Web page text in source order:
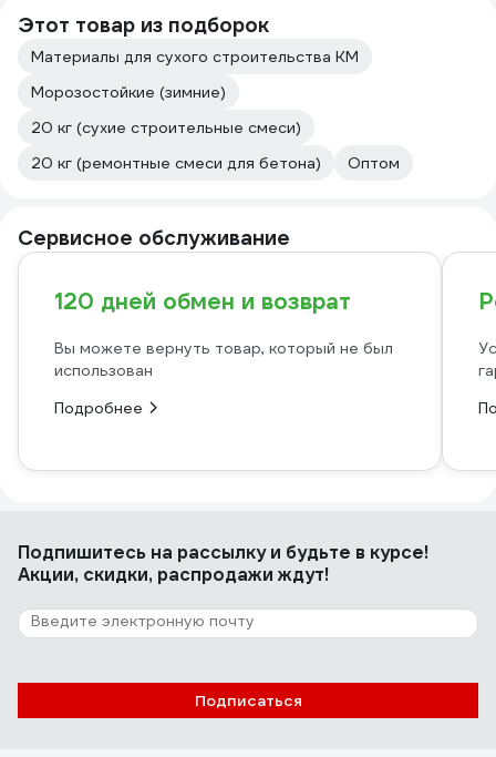
Этот товар из подборок
Материалы для сухого строительства КМ
Морозостойкие (зимние)
20 кг (сухие строительные смеси)
20 кг (ремонтные смеси для бетона)
Оптом
Сервисное обслуживание
120 дней обмен и возврат
Вы можете вернуть товар, который не был
использован
Подробнее
Подпишитесь на рассылкуи будьте в курсе!
Акции, скидки, распродажи ждут!
Подписаться